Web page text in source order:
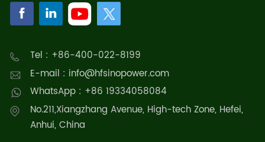
Tel : +86-400-022-8199
E-mail : info@hfsinopower.com
WhatsApp : +86 19334058084
No.211,Xiangzhang Avenue, High-tech Zone, Hefei,
Anhui, China